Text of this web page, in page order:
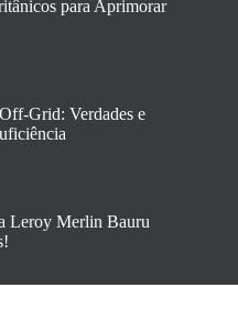
para Aprimorar
Grid: Verdades e
Leroy Merlin Bauru